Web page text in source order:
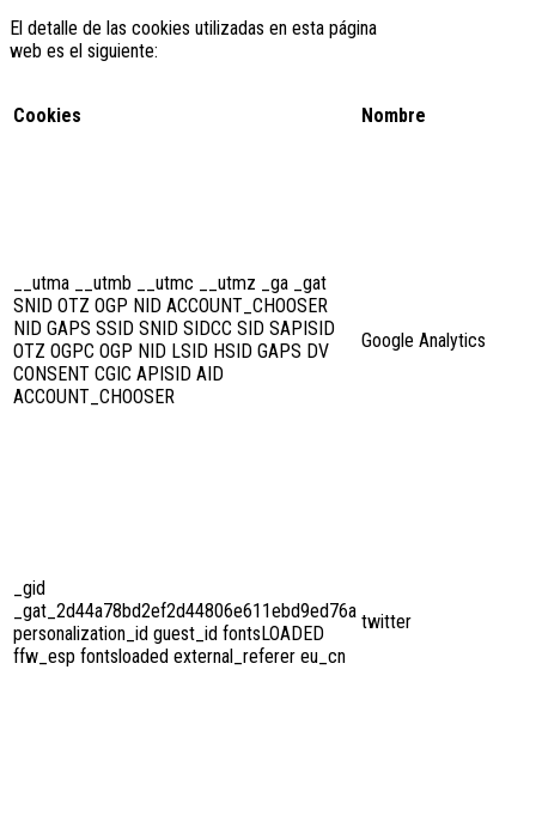
El detalle de las cookies utilizadas en esta página
web es el siguiente:
Cookies Nombre
__utma __utmb __utmc __utmz _ga _gat
SNID OTZ OGP NID ACCOUNT_CHOOSER
NID GAPS SSID SNID SIDCC SID SAPISID
OTZ OGPC OGP NID LSID HSID GAPS DV
CONSENT CGIC APISID AID
ACCOUNT_CHOOSER
Google Analytics
_gid
_gat_2d44a78bd2ef2d44806e611ebd9ed76a
personalization_id guest_id fontsLOADED
ffw_esp fontsloaded external_referer eu_cn
twitter